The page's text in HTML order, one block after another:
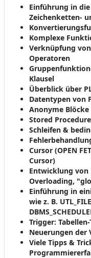
Einführung in
Zeichenketten-
Komplexe
Verknüpfung
Operatoren
Klausel
Überblick über
Datentypen von
Anonyme Blöcke
Stored
Schleifen &
Cursor (OPEN
Cursor)
Entwicklung von
Overloading,
Einführung in
wie z. B.
Trigger:
Neuerungen der
Viele Tipps &